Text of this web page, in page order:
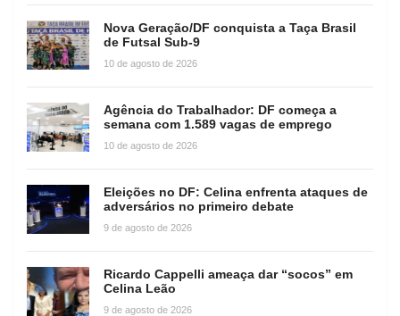
Nova Geração/DF conquista a Taça Brasil
de Futsal Sub-9
10 de agosto de 2026
Agência do Trabalhador: DF começa a
semana com 1.589 vagas de emprego
10 de agosto de 2026
Eleições no DF: Celina enfrenta ataques de
adversários no primeiro debate
9 de agosto de 2026
Ricardo Cappelli ameaça dar “socos” em
Celina Leão
9 de agosto de 2026